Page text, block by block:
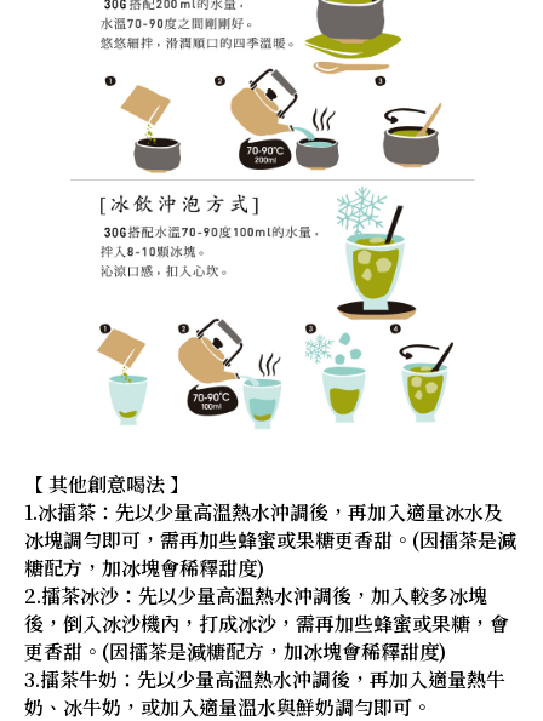
【 其他創意喝法 】
1.冰擂茶：先以少量高溫熱水沖調後，再加入適量冰水及
冰塊調勻即可，需再加些蜂蜜或果糖更香甜。(因擂茶是減
糖配方，加冰塊會稀釋甜度)
2.擂茶冰沙：先以少量高溫熱水沖調後，加入較多冰塊
後，倒入冰沙機內，打成冰沙，需再加些蜂蜜或果糖，會
更香甜。(因擂茶是減糖配方，加冰塊會稀釋甜度)
3.擂茶牛奶：先以少量高溫熱水沖調後，再加入適量熱牛
奶、冰牛奶，或加入適量溫水與鮮奶調勻即可。